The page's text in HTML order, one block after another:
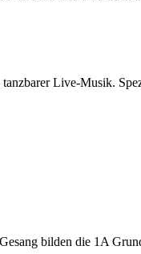
Live-Musik.
bilden die 1A